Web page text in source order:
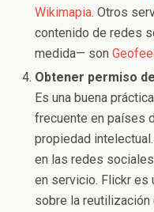
Wikimapia. Otros
contenido de redes
medida— son
Obtener permiso
Es una buena
frecuente en países
propiedad
en las redes
en servicio. Flickr es
sobre la reutilización